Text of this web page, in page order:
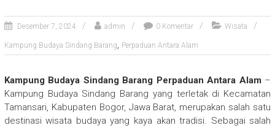
Desember 7, 2024 admin 0 Komentar Wisata
Kampung Budaya Sindang Barang, Perpaduan Antara Alam
Kampung Budaya Sindang Barang Perpaduan Antara Alam –
Kampung Budaya Sindang Barang yang terletak di Kecamatan
Tamansari, Kabupaten Bogor, Jawa Barat, merupakan salah satu
destinasi wisata budaya yang kaya akan tradisi. Sebagai salah